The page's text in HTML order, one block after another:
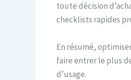
toute décision
checklists rapides
En résumé,
faire entrer le plus
d’usage.